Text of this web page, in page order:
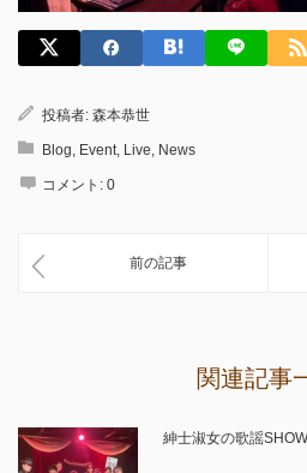
投稿者: 森本恭世
Blog Event Live News
コメント: 0
前の記事
関連記事
紳士淑女の歌謡